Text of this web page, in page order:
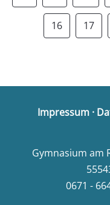
16 17
Impressum ·
Gymnasium am
0671 -